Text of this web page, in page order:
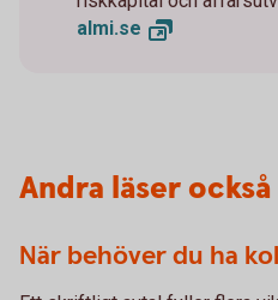
almi.se
Andra läser också
När behöver du ha